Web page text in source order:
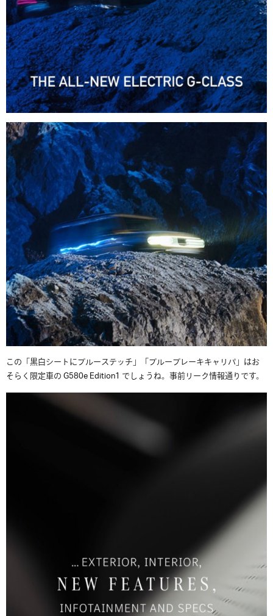
この「黒白シートにブルーステッチ」「ブルーブレーキキャリパ」はお
そらく限定車の G580e Edition1 でしょうね。事前リーク情報通りです。